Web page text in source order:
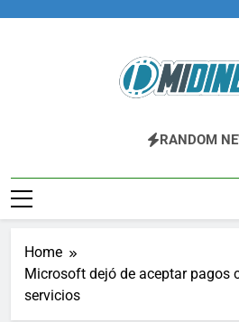
Fintech,
RANDOM
Home
Microsoft dejó de aceptar pagos
servicios